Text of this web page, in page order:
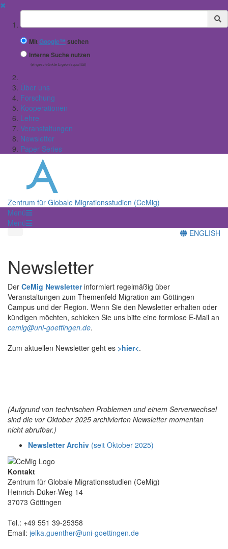
✖
Suchbegriff
MitGoogle™ suchen
Interne Suche nutzen
(eingeschränkte Ergebnisqualität)
Über uns
Forschung
Kooperationen
Lehre
Veranstaltungen
Newsletter
Paper Series
Zentrum für Globale Migrationsstudien (CeMig)
Menü
Menü
ENGLISH
Newsletter
Der CeMig Newsletterinformiert regelmäßig über
Veranstaltungen zum Themenfeld Migration am Göttingen
Campus und der Region. Wenn Sie den Newsletter erhalten oder
kündigen möchten, schicken Sie uns bitte eine formlose E-Mail an
cemig@uni-goettingen.de.
Zum aktuellen Newsletter geht es >hier<.
(Aufgrund von technischen Problemen und einem Serverwechsel
sind die vor Oktober 2025 archivierten Newsletter momentan
nicht abrufbar.)
Newsletter Archiv (seit Oktober 2025)
Kontakt
Zentrum für Globale Migrationsstudien (CeMig)
Heinrich-Düker-Weg 14
37073 Göttingen
Tel.: +49 551 39-25358
Email: jelka.guenther@uni-goettingen.de